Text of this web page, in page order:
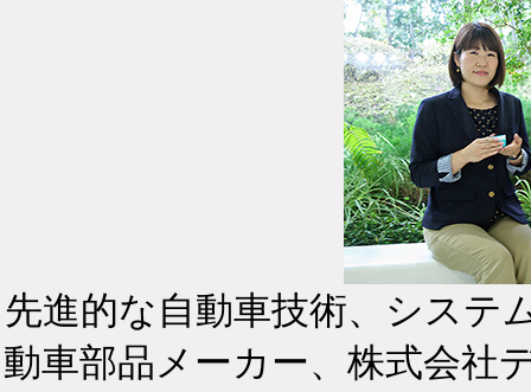
先進的な自動車技術、システ
動車部品メーカー、株式会社